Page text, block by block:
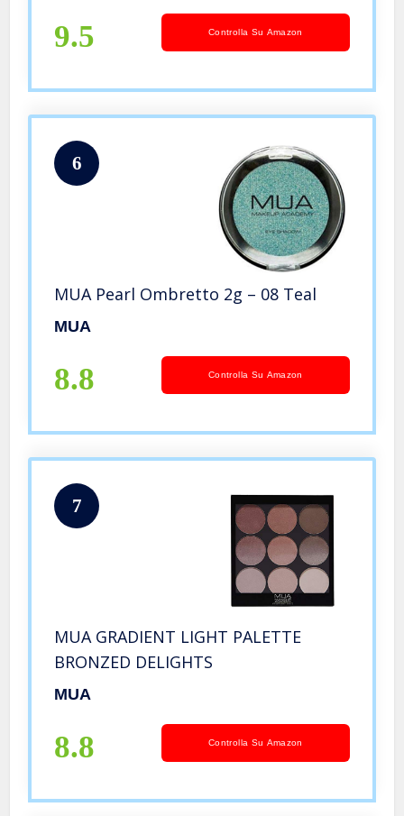
9.5 Controlla Su Amazon
6
MUA Pearl Ombretto 2g – 08 Teal
MUA
8.8 Controlla Su Amazon
7
MUA GRADIENT LIGHT PALETTE
BRONZED DELIGHTS
MUA
8.8 Controlla Su Amazon